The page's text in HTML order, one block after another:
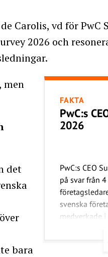
Carolis, vd för PwC
2026 och
FAKTA
PwC:s
2026
PwC:s CEO
på svar från
svenska
medverkade
oktober och
men
det
bara